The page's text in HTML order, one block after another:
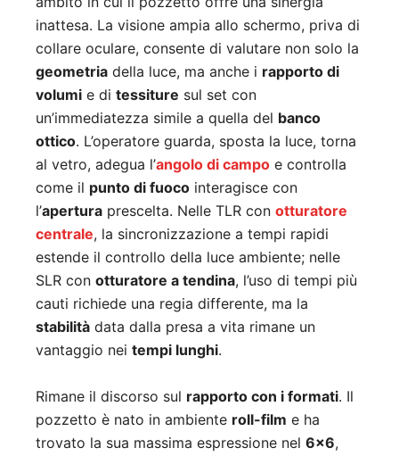
inattesa. La visione ampia allo schermo, priva di
collare oculare, consente di valutare non solo la
geometria della luce, ma anche i rapporto di
volumi e di tessiture sul set con
un’immediatezza simile a quella del banco
ottico. L’operatore guarda, sposta la luce, torna
al vetro, adegua l’angolo di campo e controlla
come il punto di fuoco interagisce con
l’apertura prescelta. Nelle TLR con otturatore
centrale, la sincronizzazione a tempi rapidi
estende il controllo della luce ambiente; nelle
SLR con otturatore a tendina, l’uso di tempi più
cauti richiede una regia differente, ma la
stabilità data dalla presa a vita rimane un
vantaggio nei tempi lunghi.
Rimane il discorso sul rapporto con i formati. Il
pozzetto è nato in ambiente roll-film e ha
trovato la sua massima espressione nel 6×6,